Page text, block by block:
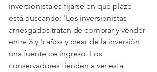
inversionista es fijarse en qué plazo
está buscando: 'Los inversionistas
arriesgados tratan de comprar y vender
entre 3 y 5 años y crear de la inversión
una fuente de ingreso. Los
conservadores tienden a ver esta